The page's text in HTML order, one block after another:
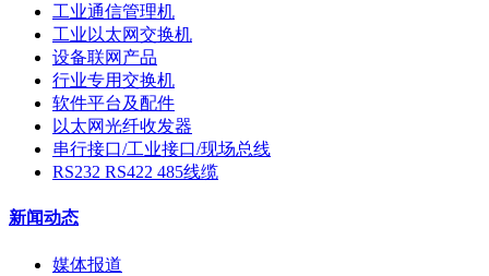
工业通信管理机
工业以太网交换机
设备联网产品
行业专用交换机
软件平台及配件
以太网光纤收发器
串行接口/工业接口/现场总线
RS232 RS422 485线缆
新闻动态
媒体报道